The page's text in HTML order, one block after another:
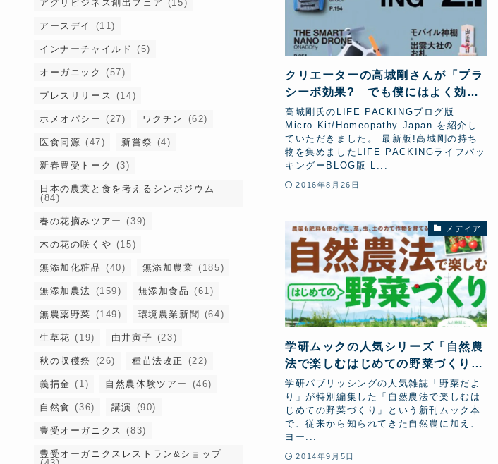
クリエーターの高城剛さんが「プラ
シーボ効果? でも僕にはよく効き
ます。」と著書LIFE PACKING
2.1でHJマイクロキット紹介
高城剛氏のLIFE PACKINGブログ版
Micro Kit/Homeopathy Japan を紹介し
ていただきました。 最新版!高城剛の持ち
物を集めましたLIFE PACKINGライフパッ
キングーBLOG版 L...
2016年8月26日
メディア
学研ムックの人気シリーズ「自然農
法で楽しむはじめての野菜づくり」
第2弾で「ホメオパシー自然農法」
が特集されました!
学研パブリッシングの人気雑誌「野菜だよ
り」が特別編集した「自然農法で楽しむは
じめての野菜づくり」という新刊ムック本
で、従来から知られてきた自然農に加え、
ヨー...
2014年9月5日
アグリビジネス創出フェア (15)
アースデイ (11)
インナーチャイルド (5)
オーガニック (57)
プレスリリース (14)
ホメオパシー (27) ワクチン (62)
医食同源 (47) 新嘗祭 (4)
新春豊受トーク (3)
日本の農業と食を考えるシンポジウム
(84)
春の花摘みツアー (39)
木の花の咲くや (15)
無添加化粧品 (40) 無添加農業 (185)
無添加農法 (159) 無添加食品 (61)
無農薬野菜 (149) 環境農業新聞 (64)
生草花 (19) 由井寅子 (23)
秋の収穫祭 (26) 種苗法改正 (22)
義捐金 (1) 自然農体験ツアー (46)
自然食 (36) 講演 (90)
豊受オーガニクス (83)
豊受オーガニクスレストラン&ショップ